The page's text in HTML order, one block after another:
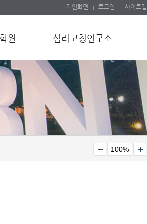
메인화면 로그인 사이트맵
원 심리코칭연구소
100%